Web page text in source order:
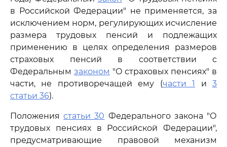
в Российской Федерации" не применяется, за
исключением норм, регулирующих исчисление
размера трудовых пенсий и подлежащих
применению в целях определения размеров
страховых пенсий в соответствии с
Федеральным законом "О страховых пенсиях" в
части, не противоречащей ему (части 1 и3
статьи 36).
Положениястатьи 30 Федерального закона "О
трудовых пенсиях в Российской Федерации",
предусматривающие правовой механизм